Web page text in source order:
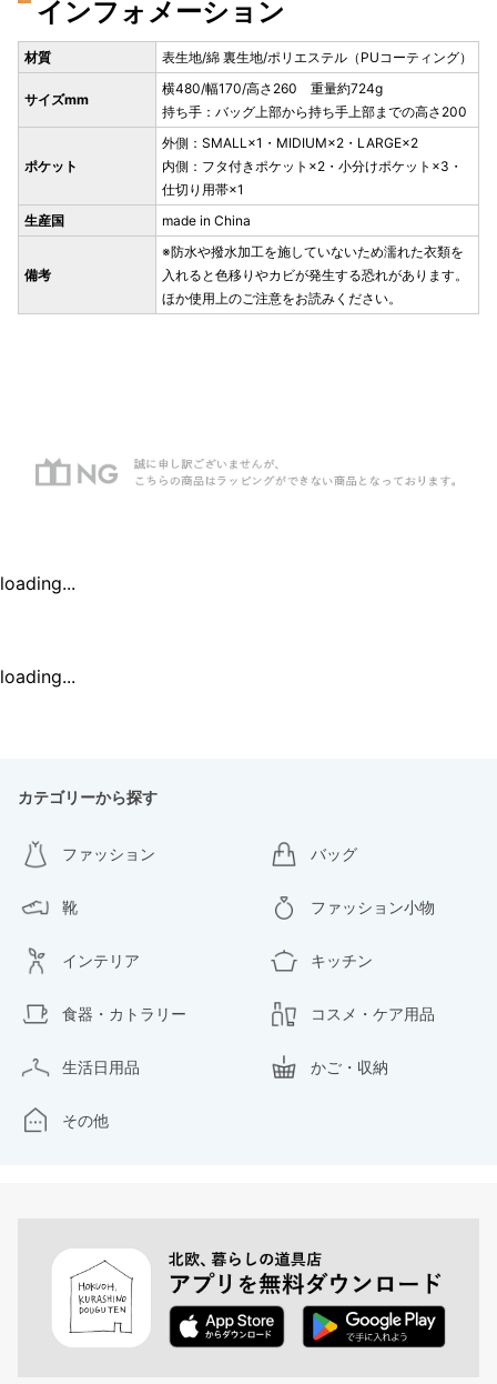
インフォメーション
材質 表生地/綿 裏生地/ポリエステル（PUコーティング）
サイズmm
横480/幅170/高さ260 重量約724g
持ち手：バッグ上部から持ち手上部までの高さ200
ポケット
外側：SMALL×1・MIDIUM×2・LARGE×2
内側：フタ付きポケット×2・小分けポケット×3・
仕切り用帯×1
生産国
made in China
備考
※防水や撥水加工を施していないため濡れた衣類を
入れると色移りやカビが発生する恐れがあります。
ほか使用上のご注意をお読みください。
loading...
loading...
カテゴリーから探す
ファッション バッグ
靴 ファッション小物
インテリア キッチン
食器・カトラリー コスメ・ケア用品
生活日用品 かご・収納
その他